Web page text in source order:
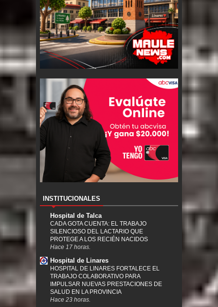
INSTITUCIONALES
Hospital de Talca
CADA GOTA CUENTA: EL TRABAJO
SILENCIOSO DEL LACTARIO QUE
PROTEGE A LOS RECIÉN NACIDOS
Hace 17 horas.
Hospital de Linares
HOSPITAL DE LINARES FORTALECE EL
TRABAJO COLABORATIVO PARA
IMPULSAR NUEVAS PRESTACIONES DE
SALUD EN LA PROVINCIA
Hace 23 horas.